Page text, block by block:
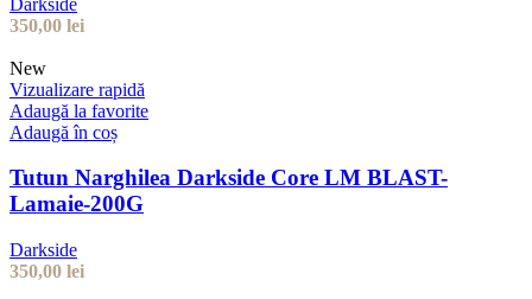
350,00 lei
New
Vizualizare rapidă
Adaugă la favorite
Adaugă în coș
Tutun Narghilea Darkside Core LM BLAST-
Lamaie-200G
Darkside
350,00 lei